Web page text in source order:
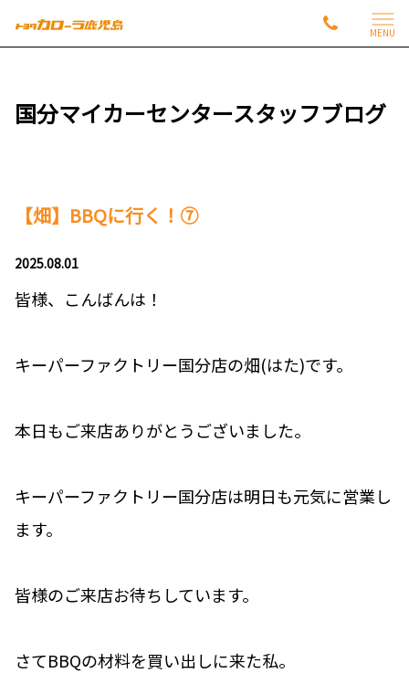
MENU
国分マイカーセンタースタッフブログ
【畑】BBQに行く！⑦
2025.08.01
皆様、こんばんは！
キーパーファクトリー国分店の畑(はた)です。
本日もご来店ありがとうございました。
キーパーファクトリー国分店は明日も元気に営業し
ます。
皆様のご来店お待ちしています。
さてBBQの材料を買い出しに来た私。